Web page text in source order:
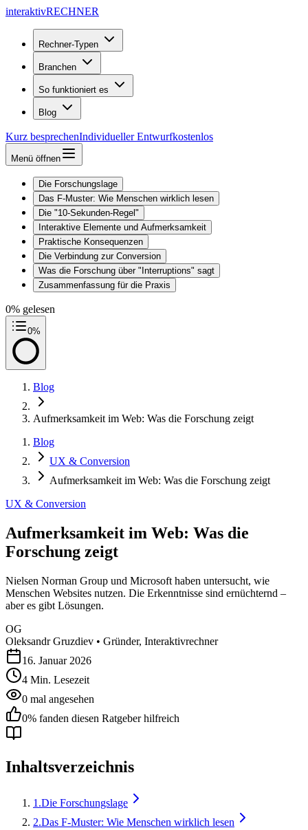
interaktivRECHNER
Rechner-Typen
Branchen
So funktioniert es
Blog
Kurz besprechenIndividueller Entwurfkostenlos
Menü öffnen
Die Forschungslage
Das F-Muster: Wie Menschen wirklich lesen
Die "10-Sekunden-Regel"
Interaktive Elemente und Aufmerksamkeit
Praktische Konsequenzen
Die Verbindung zur Conversion
Was die Forschung über "Interruptions" sagt
Zusammenfassung für die Praxis
0% gelesen
0%
Blog
Aufmerksamkeit im Web: Was die Forschung zeigt
Blog
UX & Conversion
Aufmerksamkeit im Web: Was die Forschung zeigt
UX & Conversion
Aufmerksamkeit im Web: Was die
Forschung zeigt
Nielsen Norman Group und Microsoft haben untersucht, wie
Menschen Websites nutzen. Die Erkenntnisse sind ernüchternd –
aber es gibt Lösungen.
OG
Oleksandr Gruzdiev • Gründer, Interaktivrechner
16. Januar 2026
4 Min. Lesezeit
0 mal angesehen
0% fanden diesen Ratgeber hilfreich
Inhaltsverzeichnis
1 .Die Forschungslage
2.Das F-Muster: Wie Menschen wirklich lesen